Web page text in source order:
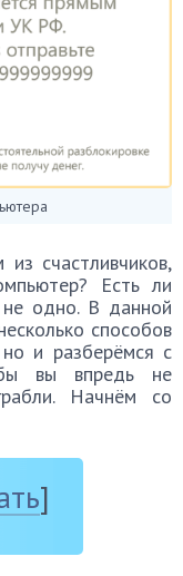
счастливчиков,
Есть ли
одно. В данной
способов
и разберёмся с
вы впредь не
Начнём со
]